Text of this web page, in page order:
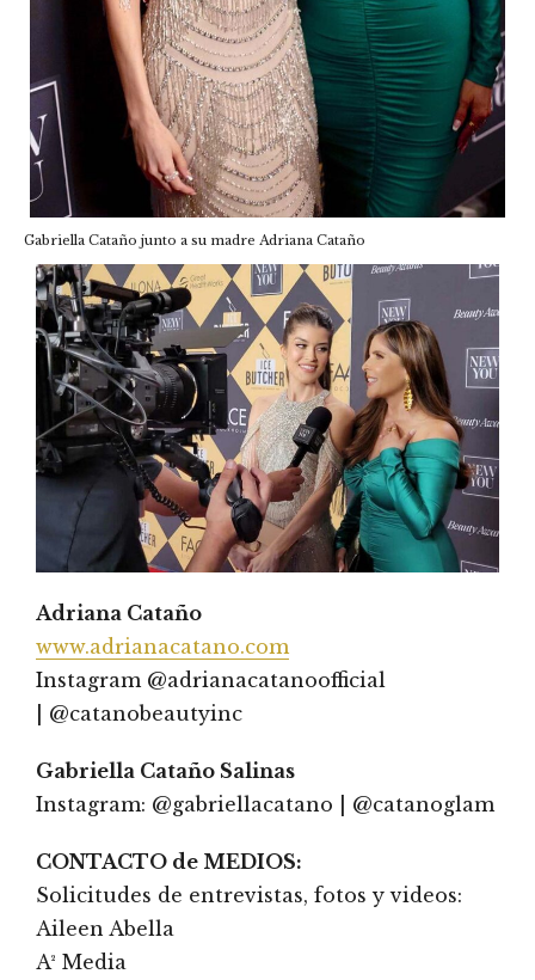
Gabriella Cataño junto a su madre Adriana Cataño
Adriana Cataño
www.adrianacatano.com
Instagram @adrianacatanoofficial
| @catanobeautyinc
Gabriella Cataño Salinas
Instagram: @gabriellacatano | @catanoglam
CONTACTO de MEDIOS:
Solicitudes de entrevistas, fotos y videos:
Aileen Abella
A² Media